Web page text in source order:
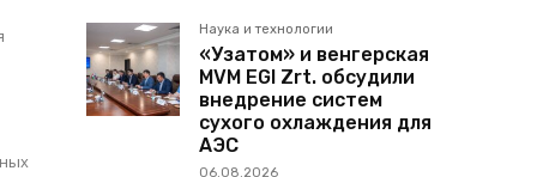
Наука и технологии
«Узатом» и венгерская
MVM EGI Zrt. обсудили
внедрение систем
сухого охлаждения для
АЭС
06.08.2026